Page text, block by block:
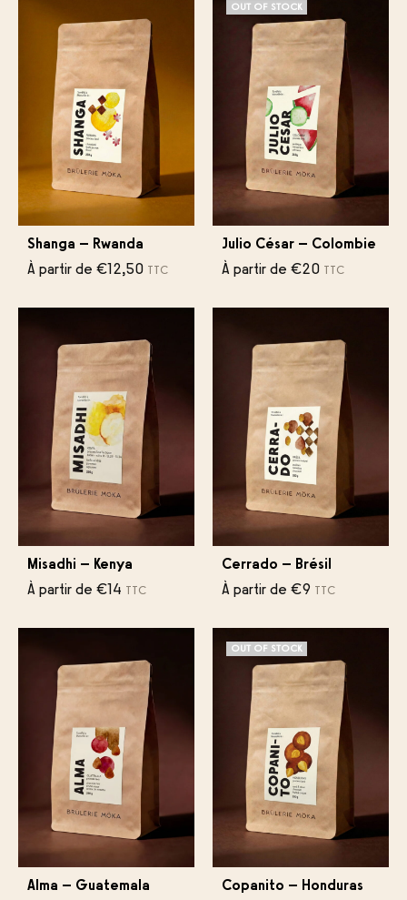
Shanga – Rwanda
À partir de €12,50 TTC
OUT OF STOCK
Julio César – Colombie
À partir de €20 TTC
Misadhi – Kenya
À partir de €14 TTC
Cerrado – Brésil
À partir de €9 TTC
Alma – Guatemala
OUT OF STOCK
Copanito – Honduras